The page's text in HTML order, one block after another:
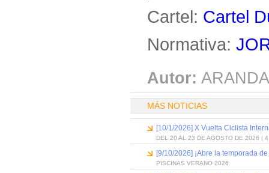
Cartel: Cartel
Normativa:
Autor:
MÁS NOTICIAS
[10/1/2026] X Vuelta Ciclista
DEL 20 AL 23 DE AGOSTO DE 2026 | 4
[9/10/2026] ¡Abre la temporada
PISCINAS VERANO 2026